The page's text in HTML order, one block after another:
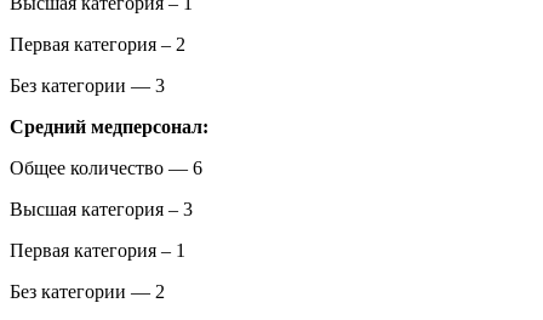
Первая категория – 2
Без категории — 3
Средний медперсонал:
Общее количество — 6
Высшая категория – 3
Первая категория – 1
Без категории — 2